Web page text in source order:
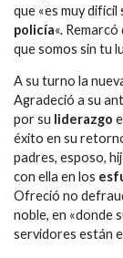
que «es muy
policía«.
que somos sin tu
A su turno la
Agradeció a su
por su liderazgo
éxito en su
padres, esposo,
con ella en los
Ofreció no
noble, en «donde
servidores están